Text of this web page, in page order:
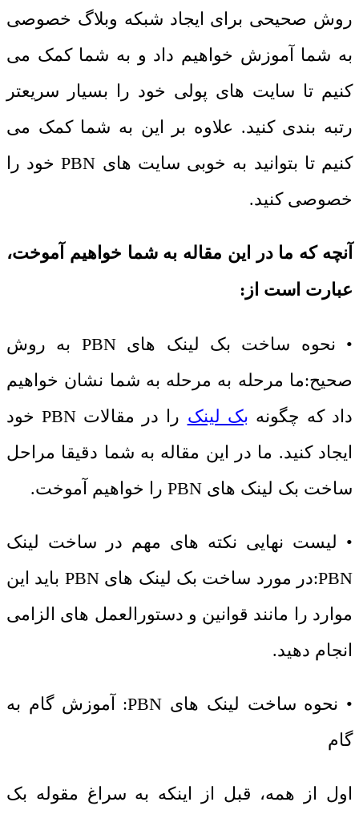
روش صحیحی برای ایجاد شبکه وبلاگ خصوصی
به شما آموزش خواهیم داد و به شما کمک می
کنیم تا سایت های پولی خود را بسیار سریعتر
رتبه بندی کنید. علاوه بر این به شما کمک می
کنیم تا بتوانید به خوبی سایت های PBN خود را
خصوصی کنید.
آنچه که ما در این مقاله به شما خواهیم آموخت،
عبارت است از:
• نحوه ساخت بک لینک های PBN به روش
صحیح:ما مرحله به مرحله به شما نشان خواهیم
داد که چگونه بک لینک
را در مقالات PBN خود
ایجاد کنید. ما در این مقاله به شما دقیقا مراحل
ساخت بک لینک های PBN را خواهیم آموخت.
• لیست نهایی نکته های مهم در ساخت لینک
PBN:در مورد ساخت بک لینک های PBN باید این
موارد را مانند قوانین و دستورالعمل های الزامی
انجام دهید.
• نحوه ساخت لینک های PBN: آموزش گام به
گام
اول از همه، قبل از اینکه به سراغ مقوله بک